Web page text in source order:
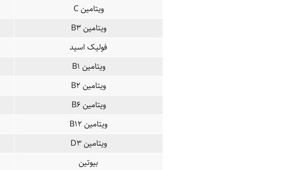
ویتامین C
ویتامین B۳
فولیک اسید
ویتامین B۱
ویتامین B۲
ویتامین B۶
ویتامین B۱۲
ویتامین D۳
بیوتین